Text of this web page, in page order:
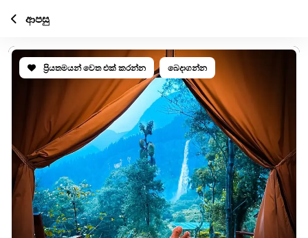
ප්‍රියතමයන් වෙත එක් කරන්න බෙදාගන්න
ආපසු